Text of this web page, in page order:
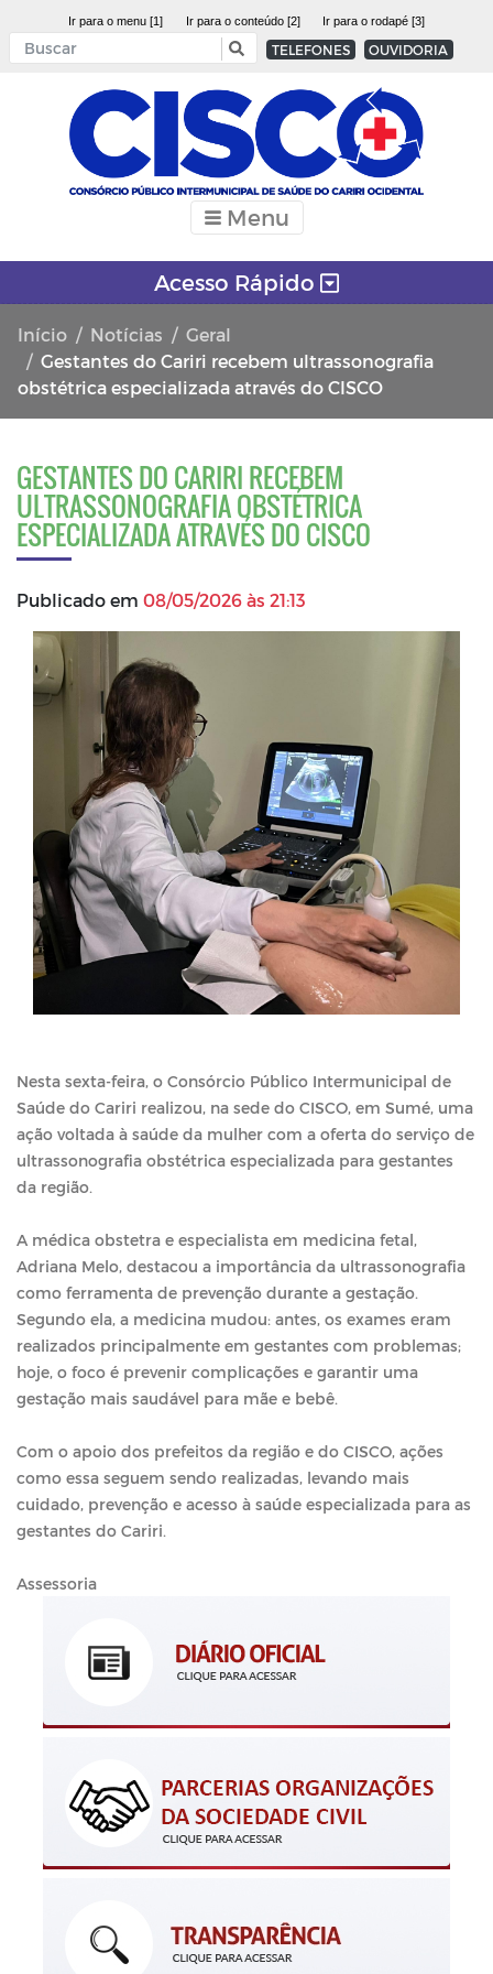
Ir para o menu [1] Ir para o conteúdo [2] Ir para o rodapé [3]
TELEFONES OUVIDORIA
Menu
Acesso Rápido
Início Notícias
Geral
Gestantes do Cariri recebem ultrassonografia
obstétrica especializada através do CISCO
GESTANTES DO CARIRI RECEBEM
ULTRASSONOGRAFIA OBSTÉTRICA
ESPECIALIZADA ATRAVÉS DO CISCO
Publicado em 08/05/2026 às 21:13
Nesta sexta-feira, o Consórcio Público Intermunicipal de
Saúde do Cariri realizou, na sede do CISCO, em Sumé, uma
ação voltada à saúde da mulher com a oferta do serviço de
ultrassonografia obstétrica especializada para gestantes
da região.
A médica obstetra e especialista em medicina fetal,
Adriana Melo, destacou a importância da ultrassonografia
como ferramenta de prevenção durante a gestação.
Segundo ela, a medicina mudou: antes, os exames eram
realizados principalmente em gestantes com problemas;
hoje, o foco é prevenir complicações e garantir uma
gestação mais saudável para mãe e bebê.
Com o apoio dos prefeitos da região e do CISCO, ações
como essa seguem sendo realizadas, levando mais
cuidado, prevenção e acesso à saúde especializada para as
gestantes do Cariri.
Assessoria